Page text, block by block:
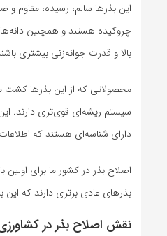
این بذرها سالم، رسیده، مقاوم
چروکیده هستند و همچنین
بالا و قدرت جوانه‌زنی بیشتری
محصولاتی که از این بذرها
سیستم ریشه‌ای قوی‌تری دارند.
دارای شناسه‌ای هستند که
بذرهای عادی برتری دارند که
نقش اصلاح بذر در